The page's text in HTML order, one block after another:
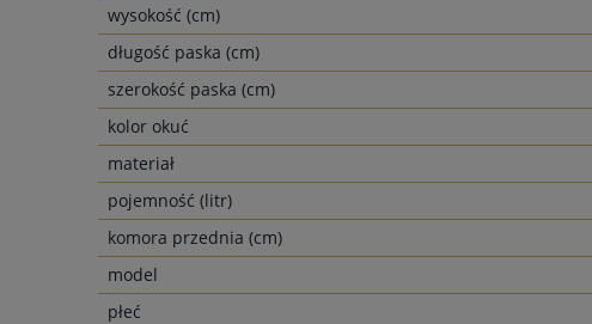
wysokość (cm)
długość paska (cm)
szerokość paska (cm)
kolor okuć
materiał
pojemność (litr)
komora przednia (cm)
model
płeć